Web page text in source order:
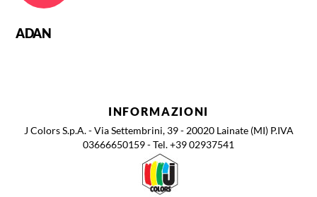
ADAN
INFORMAZIONI
J Colors S.p.A. - Via Settembrini, 39 - 20020 Lainate (MI) P.IVA
03666650159 - Tel. +39 02937541